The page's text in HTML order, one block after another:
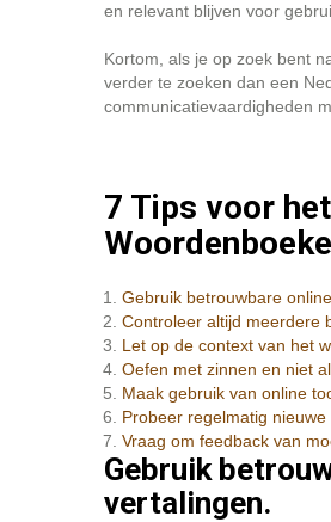
en relevant blijven voor
Kortom, als je op zoek bent
verder te zoeken dan een
communicatievaardigheden
7 Tips voor
Gebruik betrouwbare
Controleer altijd meerdere
Let op de context van het
Oefen met zinnen en niet
Maak gebruik van online
Probeer regelmatig
Vraag om feedback van
Gebruik
vertalingen.